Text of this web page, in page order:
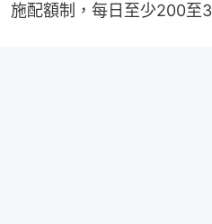
施配額制，每日至少200至